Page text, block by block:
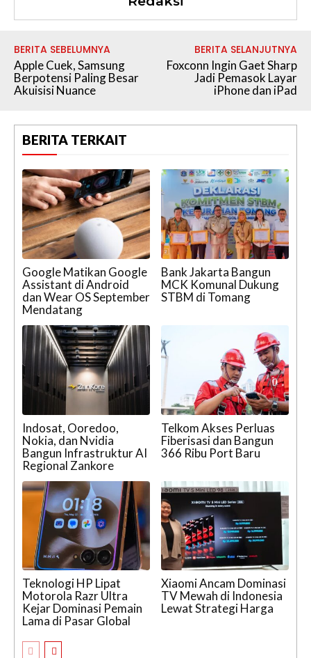
BERITA SEBELUMNYA
Apple Cuek, Samsung
Berpotensi Paling Besar
Akuisisi Nuance
BERITA SELANJUTNYA
Foxconn Ingin Gaet Sharp
Jadi Pemasok Layar
iPhone dan iPad
BERITA TERKAIT
Google Matikan Google
Assistant di Android
dan Wear OS September
Mendatang
Bank Jakarta Bangun
MCK Komunal Dukung
STBM di Tomang
Indosat, Ooredoo,
Nokia, dan Nvidia
Bangun Infrastruktur AI
Regional Zankore
Telkom Akses Perluas
Fiberisasi dan Bangun
366 Ribu Port Baru
Teknologi HP Lipat
Motorola Razr Ultra
Kejar Dominasi Pemain
Lama di Pasar Global
Xiaomi Ancam Dominasi
TV Mewah di Indonesia
Lewat Strategi Harga